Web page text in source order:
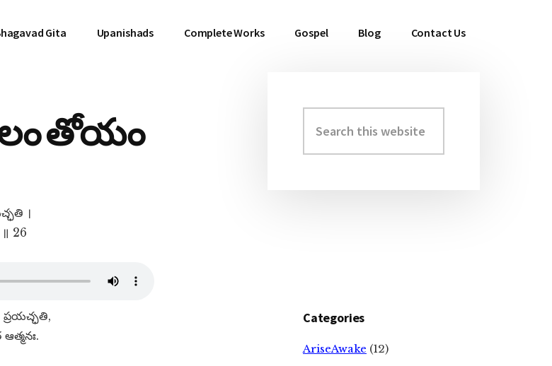
Gita Upanishads Complete Works Gospel Blog Contact Us
ఫలం తోయం
।
26
Primary
Sidebar
this
website
Categories
AriseAwake (12)